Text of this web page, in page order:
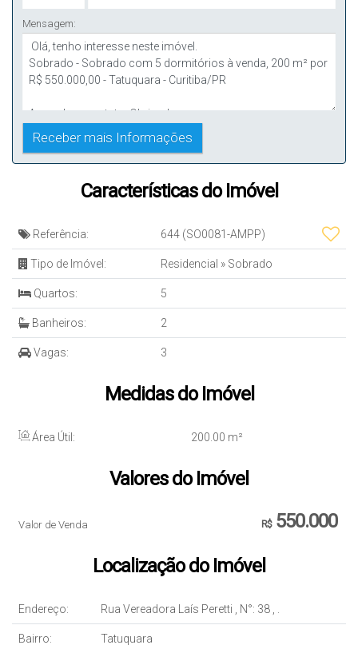
Mensagem:
Características do Imóvel
Referência: 644 (SO0081-AMPP)
Tipo de Imóvel: Residencial » Sobrado
Quartos: 5
Banheiros: 2
Vagas: 3
Medidas do Imóvel
Área Útil: 200.00 m²
Valores do Imóvel
R$550.000
Valor de Venda
Localização do Imóvel
Endereço: Rua Vereadora Laís Peretti , N°: 38 , .
Bairro: Tatuquara